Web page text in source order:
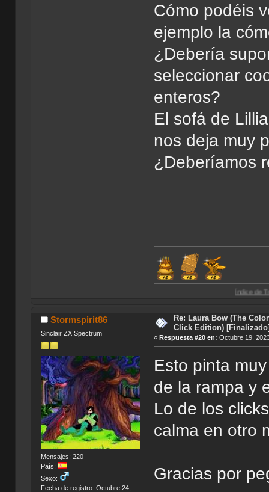
Cómo podéis
ejemplo la
¿Debería
seleccionar
enteros?
El sofá de
nos deja muy
¿Deberíamos
Índice de Traducciones de
Stormspirit86
Sinclair ZX Spectrum
Mensajes: 220
País:
Sexo:
Fecha de registro: Octubre 24,
Re: Laura Bow (The
Click Edition)
«Respuesta #20 en: Octubre 19,
Esto pinta
de la rampa y
Lo de los
calma en otro
Gracias por